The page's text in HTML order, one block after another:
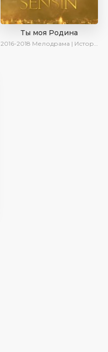
Ты моя Родина
2016-2018 Мелодрама | Исторический | Военный | Turok1990